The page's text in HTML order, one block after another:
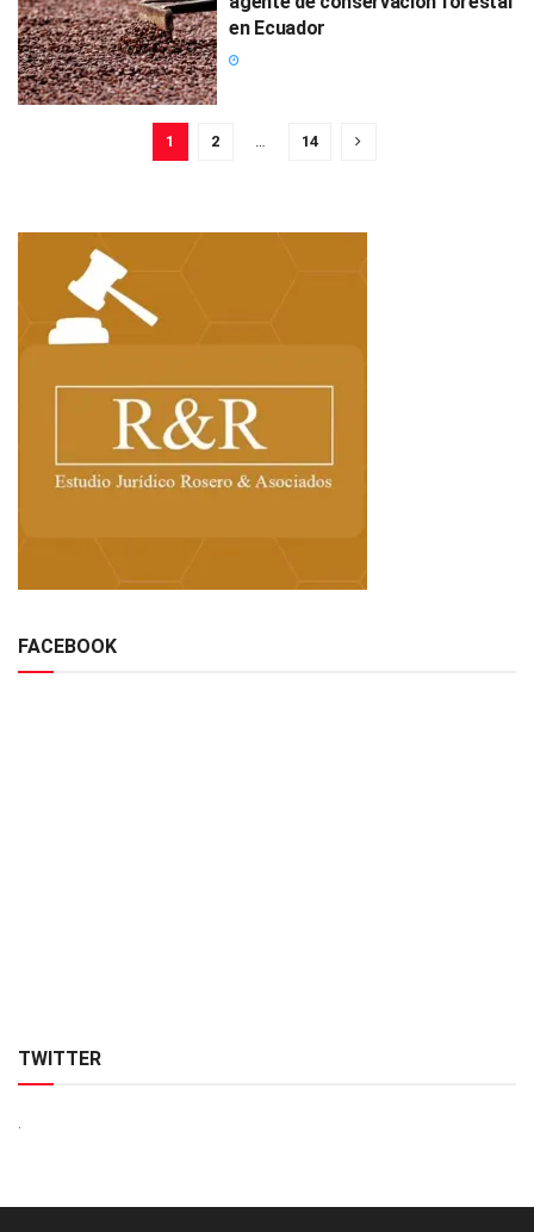
en Ecuador
1 2 … 14
FACEBOOK
TWITTER